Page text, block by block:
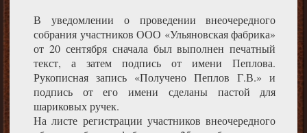
В уведомлении о проведении внеочередного
собрания участников ООО «Ульяновская фабрика»
от 20 сентября сначала был выполнен печатный
текст, а затем подпись от имени Пеплова.
Рукописная запись «Получено Пеплов Г.В.» и
подпись от его имени сделаны пастой для
шариковых ручек.
На листе регистрации участников внеочередного